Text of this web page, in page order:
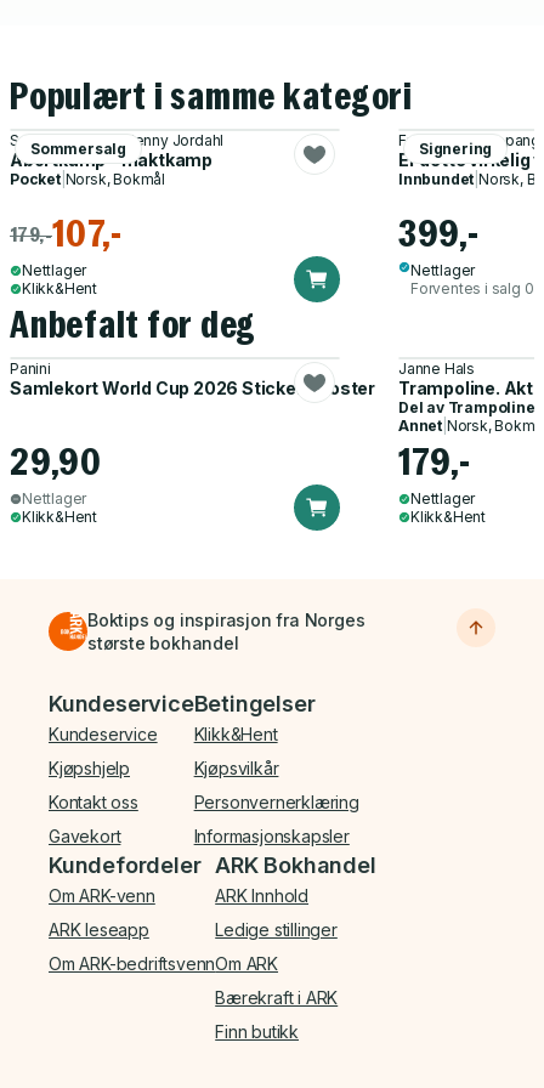
Populært i samme kategori
Sommersalg
Susanne Kaluza, Jenny Jordahl
Abortkamp - maktkamp
Pocket| Norsk, Bokmål
179,-107,-
Nettlager
Klikk&Hent
Signering
Frøjd, Elise
Er dette virkelig
Innbundet Norsk,
399,-
Nettlager
Forventes i salg
Anbefalt for deg
Panini
Samlekort World Cup 2026 Sticker Booster
29,90
Nettlager
Klikk&Hent
Janne Hals
Trampoline.
Del av Trampoline
Annet| Norsk,
179,-
Nettlager
Klikk&Hent
Boktips og inspirasjon fra Norges
største bokhandel
Bunnmeny
Kundeservice
Kundeservice
Kjøpshjelp
Kontakt oss
Gavekort
Betingelser
Klikk&Hent
Kjøpsvilkår
Personvernerklæring
Informasjonskapsler
Kundefordeler
Om ARK-venn
ARK leseapp
Om ARK-bedriftsvenn
ARK Bokhandel
ARK Innhold
Ledige stillinger
Om ARK
Bærekraft i ARK
Finn butikk